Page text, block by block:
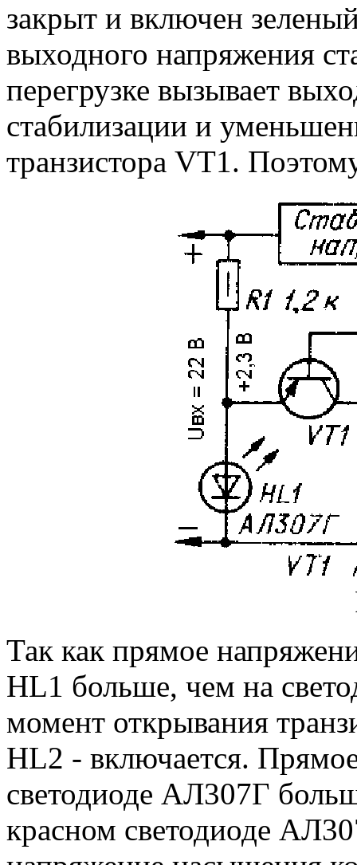
закрыт и включен
выходного напряжения
перегрузке вызывает
стабилизации и
транзистора VT1.
Так как прямое
HL1 больше, чем на
момент открывания
HL2 - включается.
светодиоде АЛ307Г
красном светодиоде